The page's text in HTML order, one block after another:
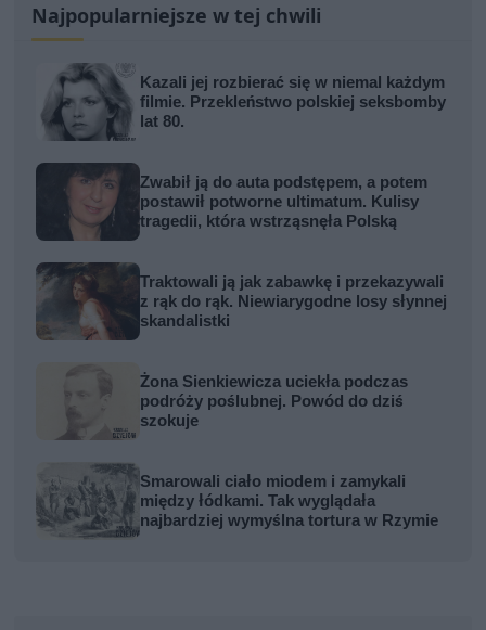
Najpopularniejsze w tej chwili
Kazali jej rozbierać się w niemal każdym
filmie. Przekleństwo polskiej seksbomby
lat 80.
Zwabił ją do auta podstępem, a potem
postawił potworne ultimatum. Kulisy
tragedii, która wstrząsnęła Polską
Traktowali ją jak zabawkę i przekazywali
z rąk do rąk. Niewiarygodne losy słynnej
skandalistki
Żona Sienkiewicza uciekła podczas
podróży poślubnej. Powód do dziś
szokuje
Smarowali ciało miodem i zamykali
między łódkami. Tak wyglądała
najbardziej wymyślna tortura w Rzymie